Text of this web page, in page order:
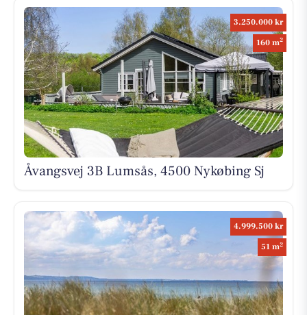
3.250.000 kr
160 m2
Åvangsvej 3B Lumsås, 4500 Nykøbing Sj
4.999.500 kr
51 m2